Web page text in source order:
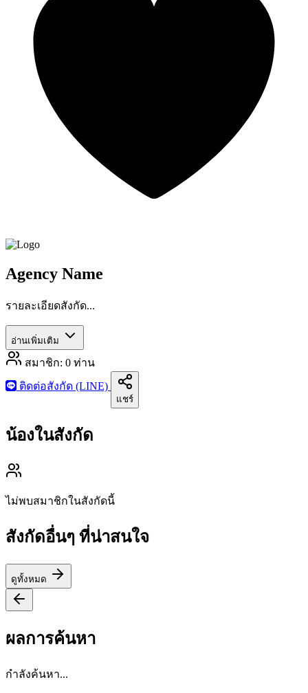
Agency Name
รายละเอียดสังกัด...
อ่านเพิ่มเติม
สมาชิก: 0 ท่าน
ติดต่อสังกัด (LINE)
แชร์
น้องในสังกัด
ไม่พบสมาชิกในสังกัดนี้
สังกัดอื่นๆ ที่น่าสนใจ
ดูทั้งหมด
ผลการค้นหา
กำลังค้นหา...